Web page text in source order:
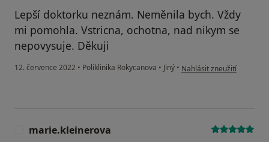
Lepší doktorku neznám. Neměnila bych. Vždy
mi pomohla. Vstricna, ochotna, nad nikym se
nepovysuje. Děkuji
12. července 2022 • Poliklinika Rokycanova • Jiný • podle názoru uživatele
Nahlásit zneužití
marie.kleinerova